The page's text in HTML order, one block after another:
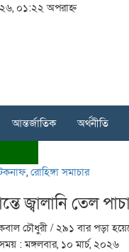
০১:২২ অপরাহ্ন
আন্তর্জাতিক অর্থনীতি
, রোহিঙ্গা সমাচার
জ্বালানি তেল
চৌধুরী / ২৯১ বার পড়া
: মঙ্গলবার, ১০ মার্চ, ২০২৬